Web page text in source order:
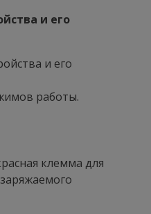
и его
и его
работы.
клемма для